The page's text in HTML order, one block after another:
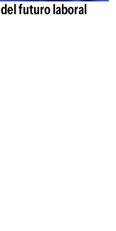
futuro laboral